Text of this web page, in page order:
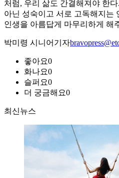
처럼, 우리 삶도 간결해져야 한
아닌 성숙이고 서로 고독해지는
인생을 아름답게 마무리하게 해
박미령 시니어기자
좋아요0
화나요0
슬퍼요0
더 궁금해요0
최신뉴스